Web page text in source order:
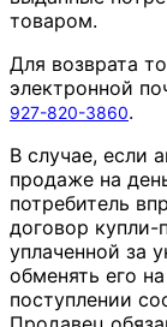
товаром.
Для возврата
электронной
927-820-3860.
В случае, если
продаже на
потребитель
договор купли-
уплаченной за
обменять его
поступлении